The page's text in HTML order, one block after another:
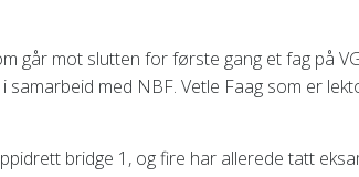
går mot slutten for første gang et fag på
med NBF. Vetle Faag som er
bridge 1, og fire har allerede tatt